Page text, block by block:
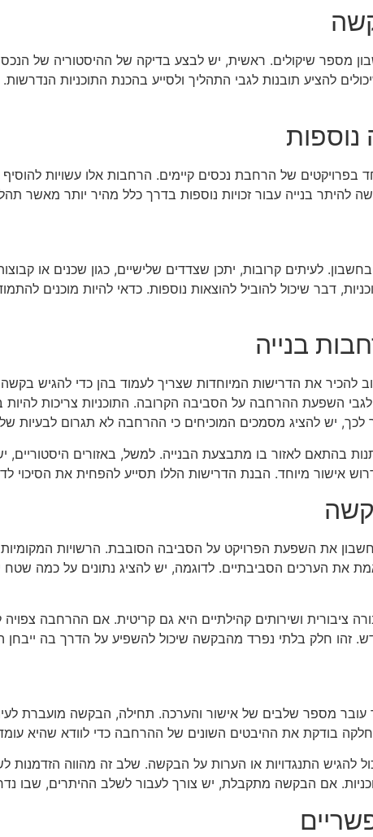
מספר שיקולים. ראשית, יש לבצע בדיקה של ההיסטוריה של הנכס
להציע תובנות לגבי התהליך ולסייע בהכנת התוכניות
נוספות
בפרויקטים של הרחבת נכסים קיימים. הרחבות אלו עשויות
בנייה עבור זכויות נוספות בדרך כלל מהיר יותר מאשר
לעיתים קרובות, יתכן שצדדים שלישיים, כגון שכנים או קבוצות
דבר שיכול להוביל להוצאות נוספות. כדאי להיות מוכנים
בנייה
להכיר את הדרישות המיוחדות שצריך לעמוד בהן כדי להגיש
לגבי השפעת ההרחבה על הסביבה הקרובה. התוכניות צריכות
לכך, יש להציג מסמכים המוכיחים כי ההרחבה לא תגרום לבעיות
בהתאם לאזור בו מתבצעת הבנייה. למשל, באזורים היסטוריים,
אישור מיוחד. הבנת הדרישות הללו תסייע להפחית את
את השפעת הפרויקט על הסביבה הסובבת. הרשויות המקומיות
את הערכים הסביבתיים. לדוגמה, יש להציג נתונים על כמה שטח
ציבורית ושירותים קהילתיים היא גם קריטית. אם ההרחבה
חלק בלתי נפרד מהבקשה שיכול להשפיע על הדרך בה ייבחן
מספר שלבים של אישור והערכה. תחילה, הבקשה מועברת
בודקת את ההיבטים השונים של ההרחבה כדי לוודא שהיא
להגיש התנגדויות או הערות על הבקשה. שלב זה מהווה הזדמנות
אם הבקשה מתקבלת, יש צורך לעבור לשלב ההיתרים, שבו